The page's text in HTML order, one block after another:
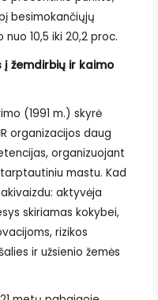
besimokančiųjų
10,5 iki 20,2 proc.
į žemdirbių ir kaimo
(1991 m.) skyrė
organizacijos daug
organizuojant
mastu. Kad
aktyvėja
skiriamas kokybei,
rizikos
ir užsienio žemės